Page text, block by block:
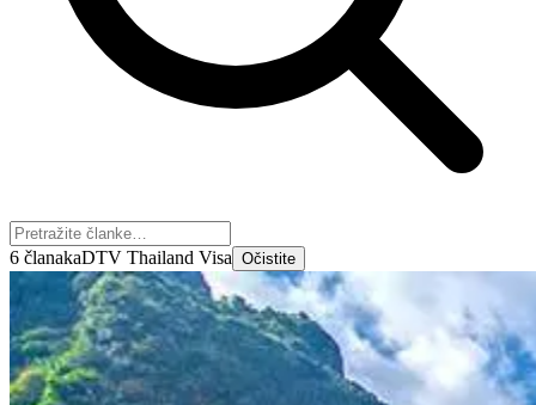
6 članakaDTV Thailand Visa Očistite